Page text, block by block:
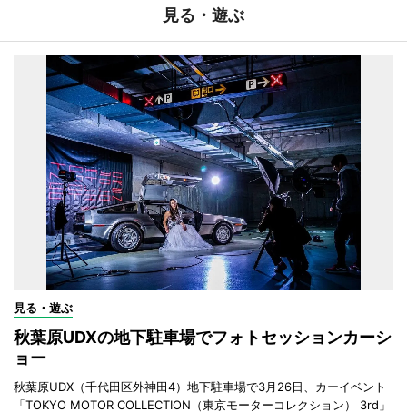
見る・遊ぶ
見る・遊ぶ
秋葉原UDXの地下駐車場でフォトセッションカーシ
ョー
秋葉原UDX（千代田区外神田4）地下駐車場で3月26日、カーイベント
「TOKYO MOTOR COLLECTION（東京モーターコレクション） 3rd」